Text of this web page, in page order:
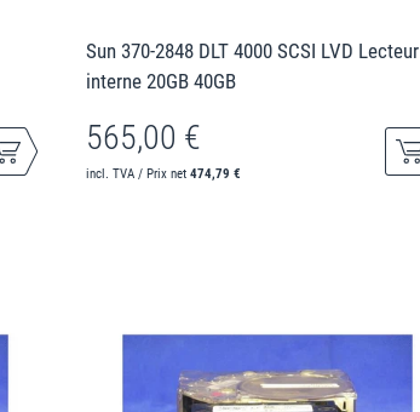
Sun 370-2848 DLT 4000 SCSI LVD Lecteur
interne 20GB 40GB
565,00 €
incl. TVA / Prix net474,79 €